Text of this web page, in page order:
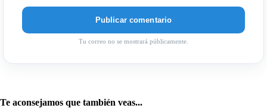
Tu correo no se mostrará públicamente.
Te aconsejamos que también veas...